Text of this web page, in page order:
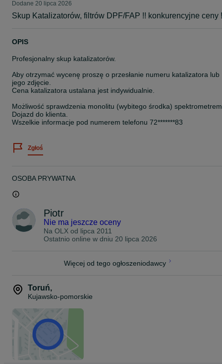
Dodane 20 lipca 2026
Skup Katalizatorów, filtrów DPF/FAP !! konkurencyjne ceny
OPIS
Profesjonalny skup katalizatorów.
Aby otrzymać wycenę proszę o przesłanie numeru katalizatora lub
jego zdjęcie.
Cena katalizatora ustalana jest indywidualnie.
Możliwość sprawdzenia monolitu (wybitego środka)
Dojazd do klienta.
Wszelkie informacje pod numerem telefonu 72*******83
Zgłoś
OSOBA PRYWATNA
Piotr
Nie ma jeszcze oceny
Na OLX od lipca 2011
Ostatnio online w dniu 20 lipca 2026
Więcej od tego ogłoszeniodawcy
Toruń,
Kujawsko-pomorskie